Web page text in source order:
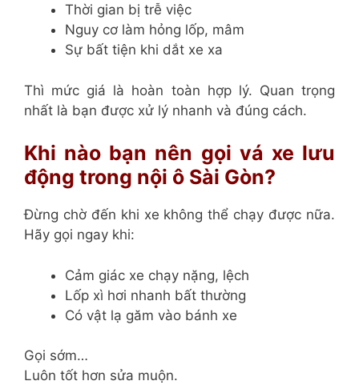
Thời gian bị trễ việc
Nguy cơ làm hỏng lốp, mâm
Sự bất tiện khi dắt xe xa
Thì mức giá là hoàn toàn hợp lý. Quan trọng
nhất là bạn được xử lý nhanh và đúng cách.
Khi nào bạn nên gọi vá xe lưu
động trong nội ô Sài Gòn?
Đừng chờ đến khi xe không thể chạy được nữa.
Hãy gọi ngay khi:
Cảm giác xe chạy nặng, lệch
Lốp xì hơi nhanh bất thường
Có vật lạ găm vào bánh xe
Gọi sớm…
Luôn tốt hơn sửa muộn.